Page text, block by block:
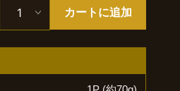
カートに追加